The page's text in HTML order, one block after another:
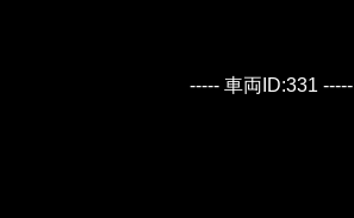
----- 車両ID:331 -----